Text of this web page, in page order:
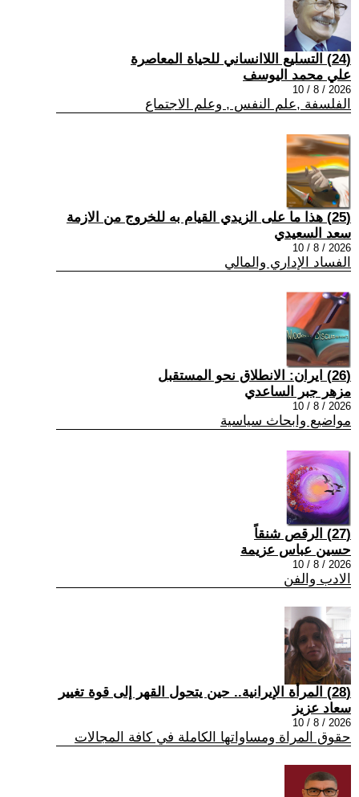
(24) التسليع اللاانساني للحياة المعاصرة
علي محمد اليوسف
2026 / 8 / 10
الفلسفة ,علم النفس , وعلم الاجتماع
(25) هذا ما على الزيدي القيام به للخروج من الازمة
سعد السعيدي
2026 / 8 / 10
الفساد الإداري والمالي
(26) ايران: الانطلاق نحو المستقبل
مزهر جبر الساعدي
2026 / 8 / 10
مواضيع وابحاث سياسية
(27) الرقص شنقاً
حسين عباس عزيمة
2026 / 8 / 10
الادب والفن
(28) المرأة الإيرانية.. حين يتحول القهر إلى قوة تغيير
سعاد عزيز
2026 / 8 / 10
حقوق المراة ومساواتها الكاملة في كافة المجالات